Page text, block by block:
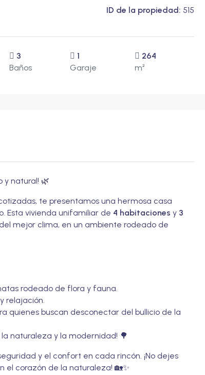
ID de la propiedad: 515
3
Baños
1
Garaje
264
m²
y natural! 🌿
te presentamos una hermosa casa
Esta vivienda unifamiliar de 4 habitaciones y 3
mejor clima, en un ambiente rodeado de
rodeado de flora y fauna.
relajación.
quienes buscan desconectar del bullicio de la
naturaleza y la modernidad! 🌳
y el confort en cada rincón. ¡No dejes
corazón de la naturaleza! 🏡✨